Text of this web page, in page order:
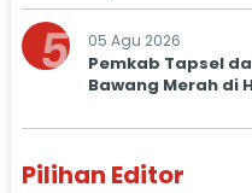
5 05 Agu 2026
Pemkab Tapsel
Bawang Merah di
Pilihan Editor